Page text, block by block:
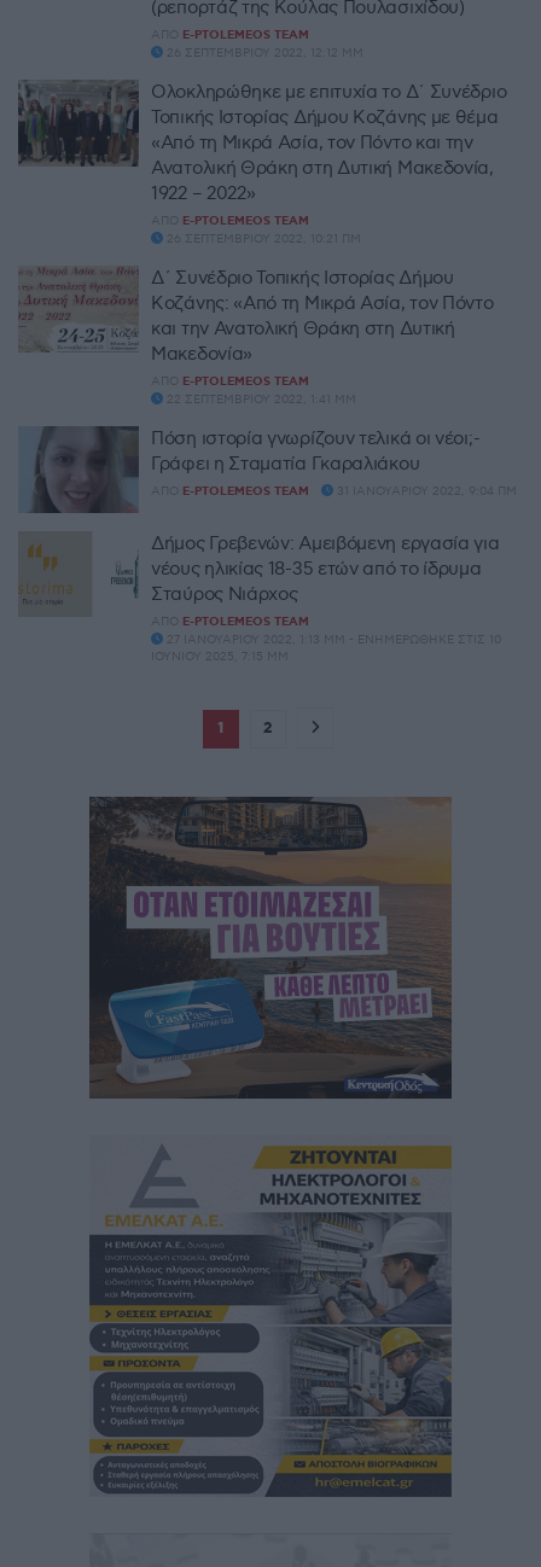
(ρεπορτάζ της Κούλας Πουλασιχίδου)
ΑΠΌ E-PTOLEMEOS TEAM
26 ΣΕΠΤΕΜΒΡΊΟΥ 2022, 12:12 ΜΜ
Ολοκληρώθηκε με επιτυχία το Δ΄ Συνέδριο
Τοπικής Ιστορίας Δήμου Κοζάνης με θέμα
«Από τη Μικρά Ασία, τον Πόντο και την
Ανατολική Θράκη στη Δυτική Μακεδονία,
1922 – 2022»
ΑΠΌ E-PTOLEMEOS TEAM
26 ΣΕΠΤΕΜΒΡΊΟΥ 2022, 10:21 ΠΜ
Δ΄ Συνέδριο Τοπικής Ιστορίας Δήμου
Κοζάνης: «Από τη Μικρά Ασία, τον Πόντο
και την Ανατολική Θράκη στη Δυτική
Μακεδονία»
ΑΠΌ E-PTOLEMEOS TEAM
22 ΣΕΠΤΕΜΒΡΊΟΥ 2022, 1:41 ΜΜ
Πόση ιστορία γνωρίζουν τελικά οι νέοι;-
Γράφει η Σταματία Γκαραλιάκου
ΑΠΌ E-PTOLEMEOS TEAM 31 ΙΑΝΟΥΑΡΊΟΥ 2022, 9:04 ΠΜ
Δήμος Γρεβενών: Αμειβόμενη εργασία για
νέους ηλικίας 18-35 ετών από το ίδρυμα
Σταύρος Νιάρχος
ΑΠΌ E-PTOLEMEOS TEAM
27 ΙΑΝΟΥΑΡΊΟΥ 2022, 1:13 ΜΜ - ΕΝΗΜΕΡΏΘΗΚΕ ΣΤΙΣ 10
ΙΟΥΝΊΟΥ 2025, 7:15 ΜΜ
1 2